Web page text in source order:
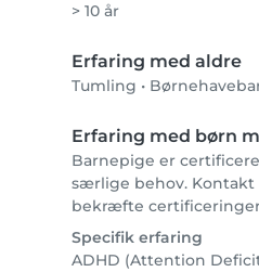
> 10 år
Erfaring med aldre
Tumling •
Erfaring med børn
Barnepige er
særlige behov.
bekræfte
Specifik erfaring
ADHD (Attention